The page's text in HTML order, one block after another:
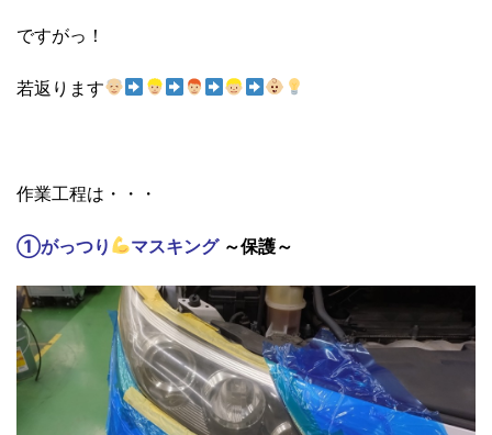
ですがっ！
若返ります
作業工程は・・・
①がっつり マスキング ～保護～